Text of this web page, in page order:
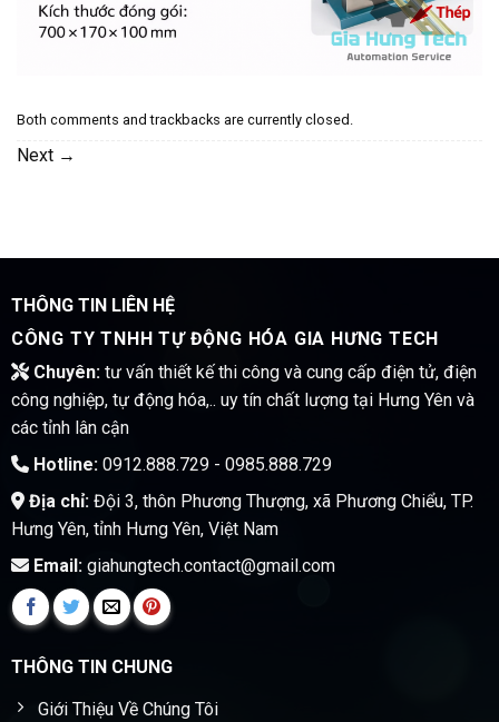
Both comments and trackbacks are currently closed.
Next →
THÔNG TIN LIÊN HỆ
CÔNG TY TNHH TỰ ĐỘNG HÓA GIA HƯNG TECH
Chuyên:tư vấn thiết kế thi công và cung cấp điện tử, điện
công nghiệp, tự động hóa,.. uy tín chất lượng tại Hưng Yên và
các tỉnh lân cận
Hotline:0912.888.729 - 0985.888.729
Địa chỉ:Đội 3, thôn Phương Thượng, xã Phương Chiểu, TP.
Hưng Yên, tỉnh Hưng Yên, Việt Nam
Email:giahungtech.contact@gmail.com
THÔNG TIN CHUNG
Giới Thiệu Về Chúng Tôi